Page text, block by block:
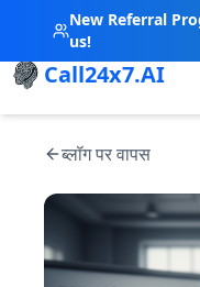
New Referral
us!
Call24x7.AI
ब्लॉग पर वापस